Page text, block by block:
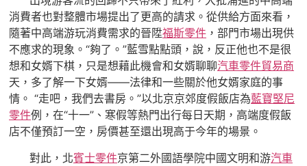
消費者也對整體市場提出了更高的請求。從供給方面來看，
隨著中高端游玩消費需求的晉陞福斯零件 ，部門市場出現供
不應求的現象。“夠了。”藍雪點點頭，說，反正他也不是很
想和女婿下棋，只是想藉此機會和女婿聊聊汽車零件貿易商
天，多了解一下女婿——法律和一些關於他女婿家庭的事
情。 “走吧，我們去書房。”以北京京郊度假飯店為藍寶堅尼
零件例，在“十一”、寒假等熱門出行每日天期，高端度假飯
店不僅預訂一空，房價甚至還出現高于今年的場景。
對此，北賓士零件京第二外國語學院中國文明和游汽車